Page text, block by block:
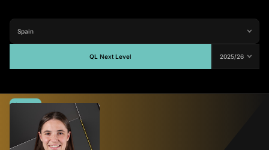
QL Next Level
Moyenne